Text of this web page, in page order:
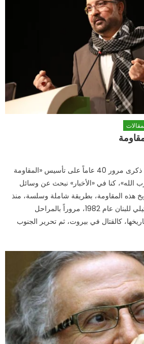
قبل ثلاثة أعوام، وفي أجواء ذكرى مرور 40 عاماً على تأسيس «المقاومة
الله»، كنا في «الأخبار» نبحث عن وسائل
هذه المقاومة، بطريقة شاملة وسلسة، منذ
نشأتها عقب الاجتياح الإسرائيلي للبنان عام 1982، مروراً بالمراحل
كالقتال في بيروت، ثم تحرير الجنوب